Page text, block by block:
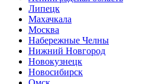
Липецк
Махачкала
Москва
Набережные Челны
Нижний Новгород
Новокузнецк
Новосибирск